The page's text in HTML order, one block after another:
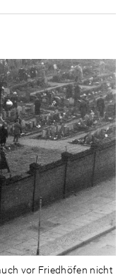
vor Friedhöfen nicht